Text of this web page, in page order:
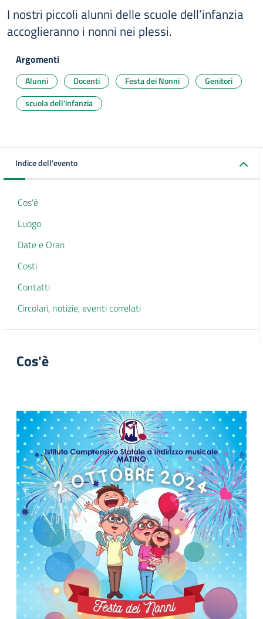
I nostri piccoli alunni delle scuole dell’infanzia
accoglieranno i nonni nei plessi.
Argomenti
Alunni Docenti Festa dei Nonni
Genitori
scuola dell'infanzia
Indice dell'evento
Cos'è
Luogo
Date e Orari
Costi
Contatti
Circolari, notizie, eventi correlati
Cos'è